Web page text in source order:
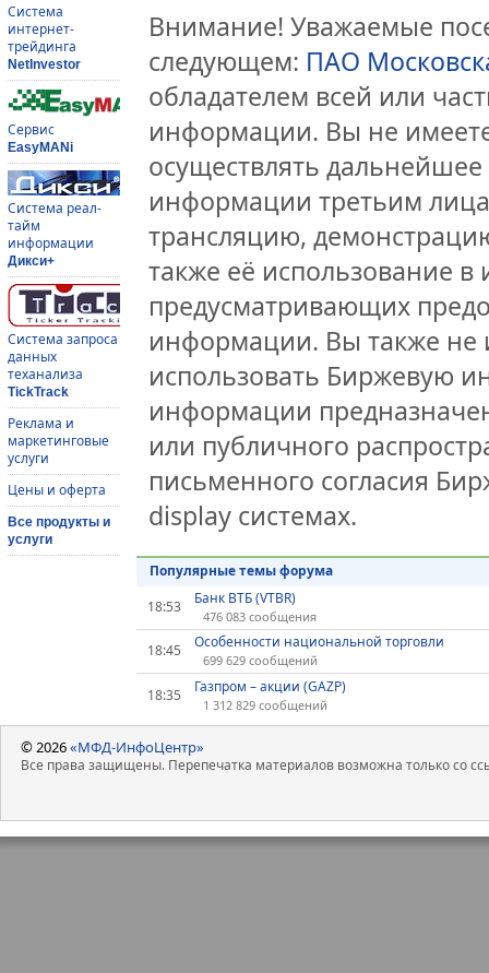
Система
интернет-
трейдинга
NetInvestor
Сервис
EasyMANi
Система реал-
тайм
информации
Дикси+
Система запроса
данных
теханализа
TickTrack
Реклама и
маркетинговые
услуги
Цены и оферта
Все продукты и
услуги
Внимание! Уважаемые
следующем: ПАО
обладателем всей или
информации. Вы не
осуществлять
информации третьим
трансляцию,
также её использование
предусматривающих
информации. Вы также не
использовать Биржевую
информации
или публичного
письменного согласия
display системах.
Популярные темы форума
18:53
Банк ВТБ (VTBR)
476 083 сообщения
18:45 Особенности национальной торговли
699 629 сообщений
18:35 Газпром – акции (GAZP)
1 312 829 сообщений
© 2026«МФД-ИнфоЦентр»
Все права защищены. Перепечатка материалов возможна только со